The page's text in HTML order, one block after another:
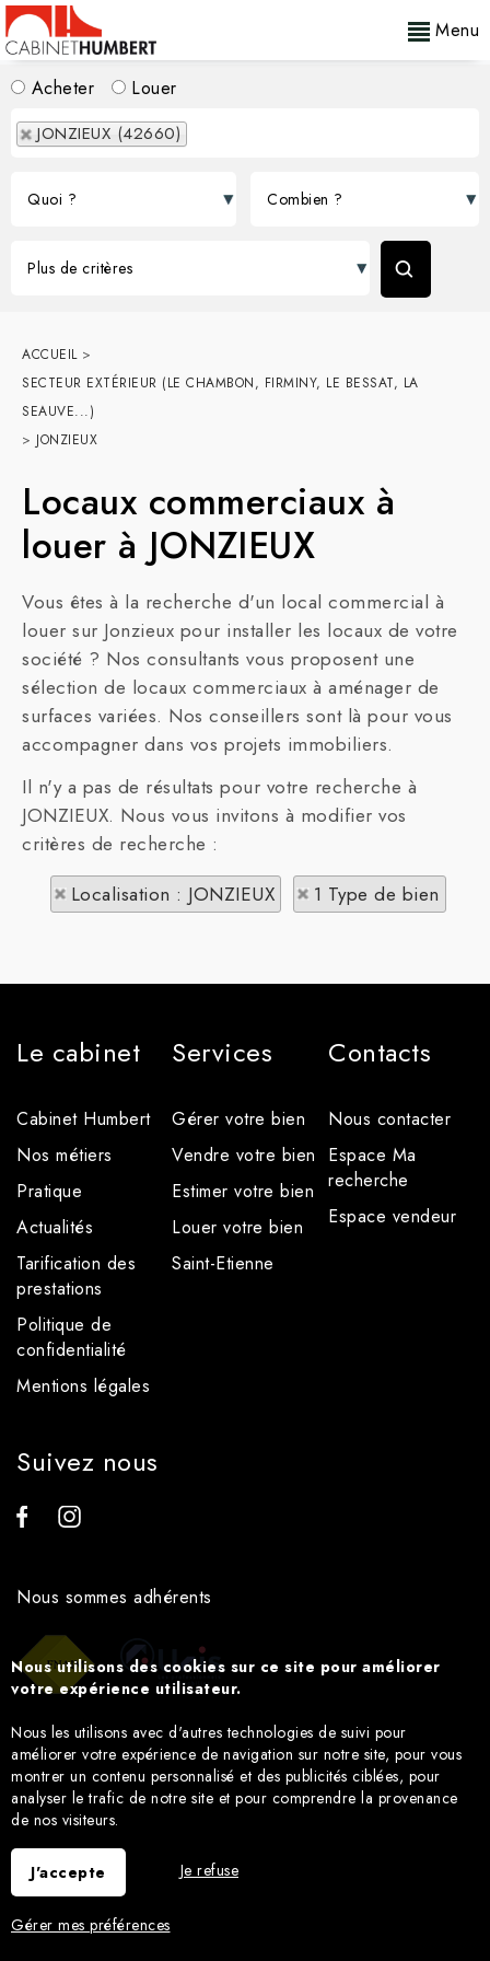
Menu
Acheter Louer
JONZIEUX (42660)
ACCUEIL>
SECTEUR EXTÉRIEUR (LE CHAMBON, FIRMINY, LE BESSAT, LA
SEAUVE...)
> JONZIEUX
Locaux commerciaux à
louer à JONZIEUX
Vous êtes à la recherche d'un local commercial à
louer sur Jonzieux pour installer les locaux de votre
société ? Nos consultants vous proposent une
sélection de locaux commerciaux à aménager de
surfaces variées. Nos conseillers sont là pour vous
accompagner dans vos projets immobiliers.
Il n'y a pas de résultats pour votre recherche à
JONZIEUX. Nous vous invitons à modifier vos
critères de recherche :
Localisation : JONZIEUX
1 Type de bien
Le cabinet
Cabinet Humbert
Nos métiers
Pratique
Actualités
Tarification des
prestations
Politique de
confidentialité
Mentions légales
Services
Gérer votre bien
Vendre votre bien
Estimer votre bien
Louer votre bien
Saint-Etienne
Contacts
Nous contacter
Espace Ma
recherche
Espace vendeur
Suivez nous
Nous sommes adhérents
Nous utilisons des cookies sur ce site pour améliorer
votre expérience utilisateur.
Nous les utilisons avec d'autres technologies de suivi pour
améliorer votre expérience de navigation sur notre site, pour vous
montrer un contenu personnalisé et des publicités ciblées, pour
analyser le trafic de notre site et pour comprendre la provenance
de nos visiteurs.
J'accepte Je refuse
Gérer mes préférences